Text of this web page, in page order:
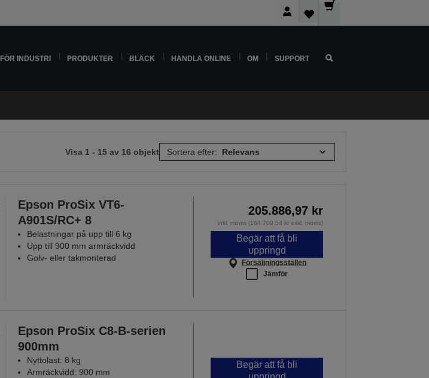
FÖR INDUSTRI PRODUKTER BLÄCK HANDLA ONLINE OM SUPPORT
Visa 1 - 15 av 16 objekt Sortera efter:
Epson ProSix VT6-
A901S/RC+ 8
Belastningar på upp till 6 kg
Upp till 900 mm armräckvidd
Golv- eller takmonterad
205.886,97 kr
inkl. moms (164.709,58 kr exkl. moms)
Begär att få bli
uppringd
Försäljningsställen
Jämför
Epson ProSix C8-B-serien
900mm
Nyttolast: 8 kg
Armräckvidd: 900 mm
Begär att få bli